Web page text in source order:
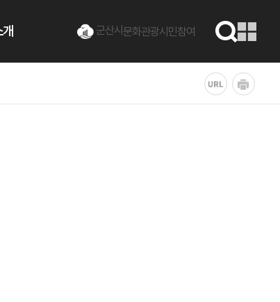
군산시문화관광시민참여